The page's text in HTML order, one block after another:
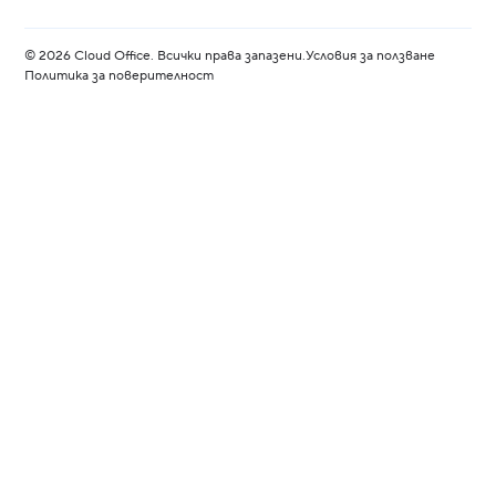
©2026 Cloud Office. Всички права запазени.Условия за ползване
Политика за поверителност